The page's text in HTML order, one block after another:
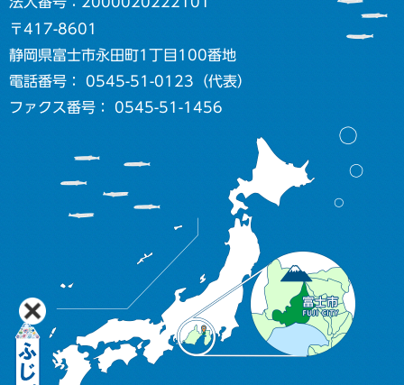
〒417-8601
静岡県富士市永田町1丁目100番地
電話番号： 0545-51-0123（代表）
ファクス番号： 0545-51-1456